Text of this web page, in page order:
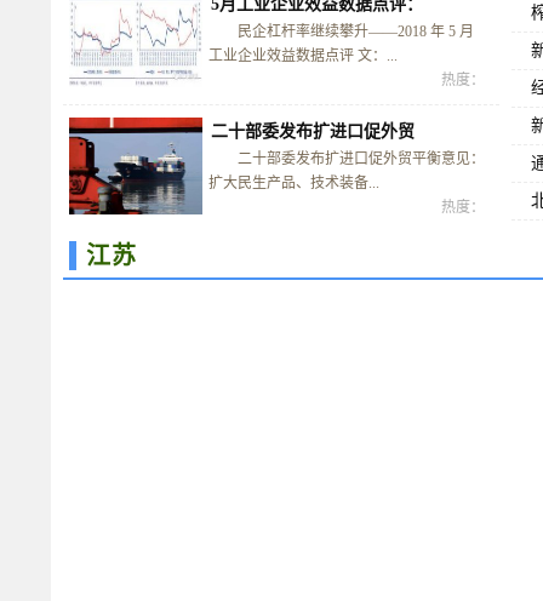
5月工业企业效益数据点评：
民企杠杆率继续攀升——2018 年 5 月
工业企业效益数据点评 文：...
热度：
二十部委发布扩进口促外贸
二十部委发布扩进口促外贸平衡意见：
扩大民生产品、技术装备...
热度：
江苏